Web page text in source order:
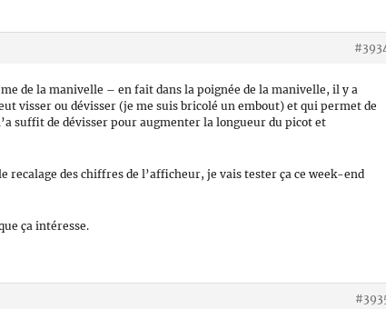
de la manivelle – en fait dans la poignée de la manivelle, il y a
visser ou dévisser (je me suis bricolé un embout) et qui permet de
suffit de dévisser pour augmenter la longueur du picot et
recalage des chiffres de l’afficheur, je vais tester ça ce week-end
ça intéresse.